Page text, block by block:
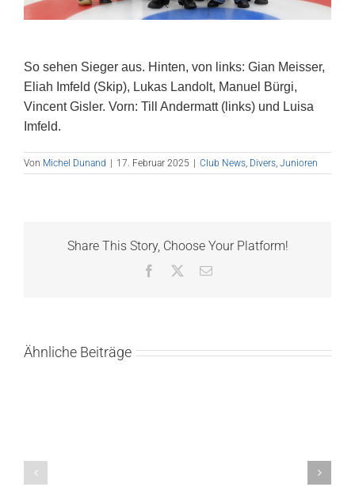
So sehen Sieger aus. Hinten, von links: Gian Meisser,
Eliah Imfeld (Skip), Lukas Landolt, Manuel Bürgi,
Vincent Gisler. Vorn: Till Andermatt (links) und Luisa
Imfeld.
Von Michel Dunand | 17. Februar 2025 | Club News, Divers, Junioren
Share This Story, Choose Your Platform!
Facebook
E-
Ähnliche Beiträge